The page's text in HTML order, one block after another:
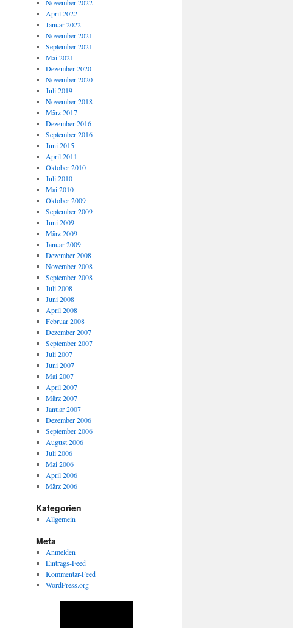
November 2022
April 2022
Januar 2022
November 2021
September 2021
Mai 2021
Dezember 2020
November 2020
Juli 2019
November 2018
März 2017
Dezember 2016
September 2016
Juni 2015
April 2011
Oktober 2010
Juli 2010
Mai 2010
Oktober 2009
September 2009
Juni 2009
März 2009
Januar 2009
Dezember 2008
November 2008
September 2008
Juli 2008
Juni 2008
April 2008
Februar 2008
Dezember 2007
September 2007
Juli 2007
Juni 2007
Mai 2007
April 2007
März 2007
Januar 2007
Dezember 2006
September 2006
August 2006
Juli 2006
Mai 2006
April 2006
März 2006
Kategorien
Allgemein
Meta
Anmelden
Eintrags-Feed
Kommentar-Feed
WordPress.org